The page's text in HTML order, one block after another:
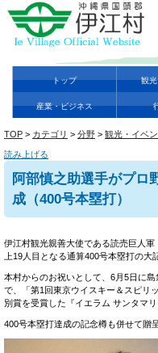
トップ 観
産業・ビジネス
TOP > カテゴリ > 分野 > 観光・イベン
読み上げる
阿部慎之助選手がプロ
成（400号本塁打）
伊江村観光親善大使である読売巨人
上19人目となる通算400号本塁打の大
本村からのお祝いとして、6月5日に
で、「第1回東京ウイスキー＆スピリ
別賞を受賞した『イエラム サンタマリ
400号本塁打達成の記念樽も併せて贈